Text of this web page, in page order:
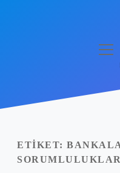
Yasal Uyarı
ETIKET: